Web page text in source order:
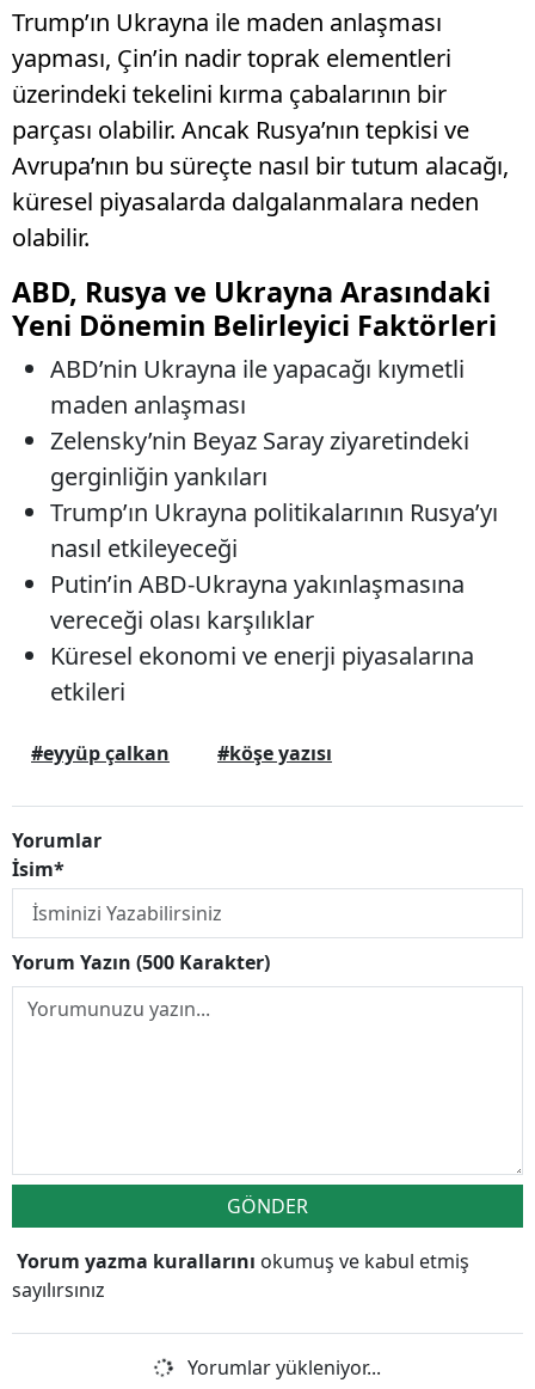
Trump’ın Ukrayna ile maden anlaşması
yapması, Çin’in nadir toprak elementleri
üzerindeki tekelini kırma çabalarının bir
parçası olabilir. Ancak Rusya’nın tepkisi ve
Avrupa’nın bu süreçte nasıl bir tutum alacağı,
küresel piyasalarda dalgalanmalara neden
olabilir.
ABD, Rusya ve Ukrayna Arasındaki
Yeni Dönemin Belirleyici Faktörleri
ABD’nin Ukrayna ile yapacağı kıymetli
maden anlaşması
Zelensky’nin Beyaz Saray ziyaretindeki
gerginliğin yankıları
Trump’ın Ukrayna politikalarının Rusya’yı
nasıl etkileyeceği
Putin’in ABD-Ukrayna yakınlaşmasına
vereceği olası karşılıklar
Küresel ekonomi ve enerji piyasalarına
etkileri
#eyyüp çalkan #köşe yazısı
Yorumlar
İsim*
Yorum Yazın (500 Karakter)
GÖNDER
Yorum yazma kurallarını okumuş ve kabul etmiş
sayılırsınız
Yorumlar yükleniyor...